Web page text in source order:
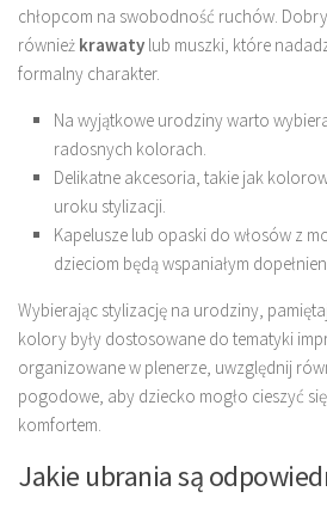
chłopcom na swobodność ruchów.
również krawaty lub muszki, które
formalny charakter.
Na wyjątkowe urodziny warto
radosnych kolorach.
Delikatne akcesoria, takie jak
uroku stylizacji.
Kapelusze lub opaski do włosów z
dzieciom będą wspaniałym
Wybierając stylizację na urodziny,
kolory były dostosowane do tematyki
organizowane w plenerze, uwzględnij
pogodowe, aby dziecko mogło cieszyć
komfortem.
Jakie ubrania są